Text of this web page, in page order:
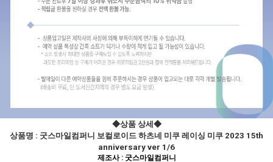
◆상품 상세◆
상품명 : 굿스마일컴퍼니 보컬로이드 하츠네 미쿠 레이싱 미쿠 2023 15th
anniversary ver 1/6
제조사 : 굿스마일컴퍼니